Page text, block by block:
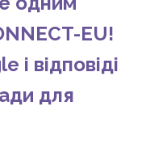
EU!
і відповіді
для